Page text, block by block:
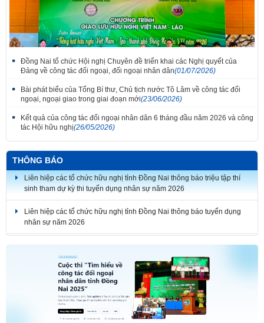
Đồng Nai tổ chức Hội nghị Chuyên đề triển khai các Nghị quyết của
Đảng về công tác đối ngoại, đối ngoại nhân dân(01/07/2026)
Bài phát biểu của Tổng Bí thư, Chủ tịch nước Tô Lâm về công tác đối
ngoại, ngoại giao trong giai đoạn mới(23/06/2026)
Kết quả của công tác đối ngoại nhân dân 6 tháng đầu năm 2026 và công
tác Hội hữu nghị(26/05/2026)
THÔNG BÁO
Liên hiệp các tổ chức hữu nghị tỉnh Đồng Nai thông báo triệu tập thí
sinh tham dự kỳ thi tuyển dụng nhân sự năm 2026
Liên hiệp các tổ chức hữu nghị tỉnh Đồng Nai thông báo tuyển dụng
nhân sự năm 2026
THÔNG BÁO KẾT QUẢ KỲ THI TUYỂN DỤNG NHÂN SỰ NĂM 2026